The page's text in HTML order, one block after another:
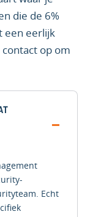
die de 6%
een eerlijk
op om
Echt